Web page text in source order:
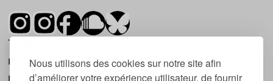
Nous utilisons des cookies sur notre site afin
d’améliorer votre expérience utilisateur, de fournir
Tsugi est un mensuel indépendant sur la
musique et les nouvelles tendances, dont la
première parution date de 2007.